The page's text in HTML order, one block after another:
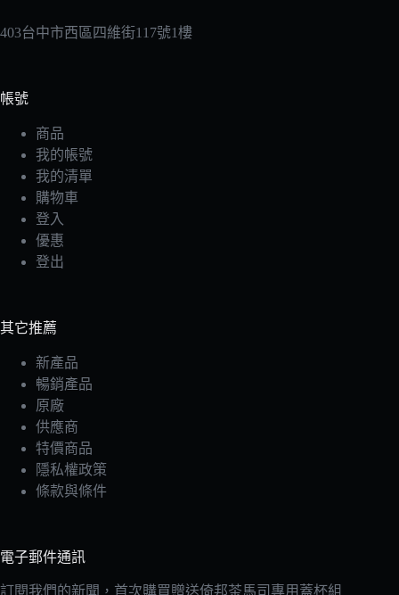
403台中市西區四維街117號1樓
帳號
商品
我的帳號
我的清單
購物車
登入
優惠
登出
其它推薦
新產品
暢銷產品
原廠
供應商
特價商品
隱私權政策
條款與條件
電子郵件通訊
訂閱我們的新聞，首次購買贈送倚邦茶馬司專用蓋杯組